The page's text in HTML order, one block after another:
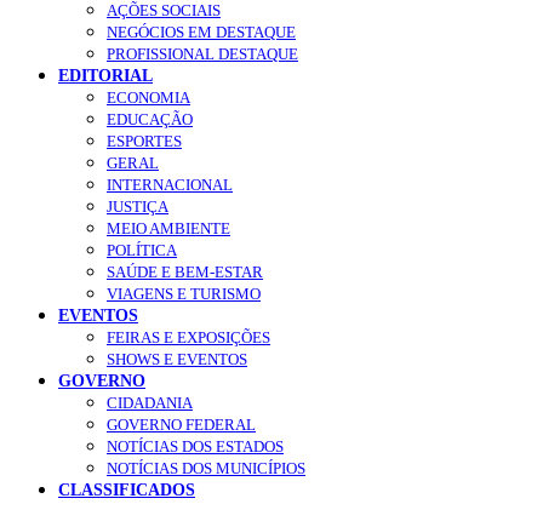
AÇÕES SOCIAIS
NEGÓCIOS EM DESTAQUE
PROFISSIONAL DESTAQUE
EDITORIAL
ECONOMIA
EDUCAÇÃO
ESPORTES
GERAL
INTERNACIONAL
JUSTIÇA
MEIO AMBIENTE
POLÍTICA
SAÚDE E BEM-ESTAR
VIAGENS E TURISMO
EVENTOS
FEIRAS E EXPOSIÇÕES
SHOWS E EVENTOS
GOVERNO
CIDADANIA
GOVERNO FEDERAL
NOTÍCIAS DOS ESTADOS
NOTÍCIAS DOS MUNICÍPIOS
CLASSIFICADOS